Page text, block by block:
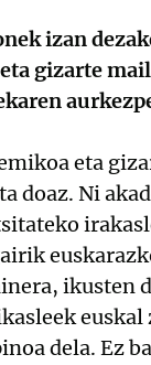
izan
gizarte
eta
doaz. Ni
ikusten
euskal
dela. Ez